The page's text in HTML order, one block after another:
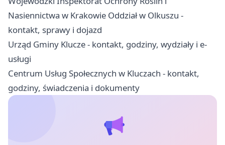
Nasiennictwa w Krakowie Oddział w Olkuszu -
kontakt, sprawy i dojazd
Urząd Gminy Klucze - kontakt, godziny, wydziały i e-
usługi
Centrum Usług Społecznych w Kluczach - kontakt,
godziny, świadczenia i dokumenty